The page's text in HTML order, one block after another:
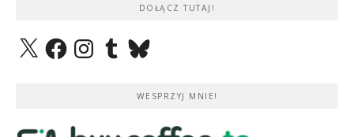
DOŁĄCZ TUTAJ!
X FacebookInstagramTumblrBluesky
WESPRZYJ MNIE!